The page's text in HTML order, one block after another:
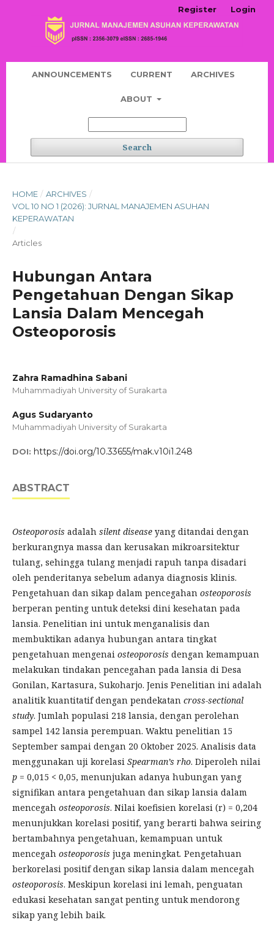
ANNOUNCEMENTS CURRENT ARCHIVES
ABOUT
Search
Register Login
HOME / ARCHIVES /
VOL 10 NO 1 (2026): JURNAL MANAJEMEN ASUHAN
KEPERAWATAN
/
Articles
Hubungan Antara
Pengetahuan Dengan Sikap
Lansia Dalam Mencegah
Osteoporosis
Zahra Ramadhina Sabani
Muhammadiyah University of Surakarta
Agus Sudaryanto
Muhammadiyah University of Surakarta
DOI: https://doi.org/10.33655/mak.v10i1.248
ABSTRACT
Osteoporosis adalah silent disease yang ditandai dengan
berkurangnya massa dan kerusakan mikroarsitektur
tulang, sehingga tulang menjadi rapuh tanpa disadari
oleh penderitanya sebelum adanya diagnosis klinis.
Pengetahuan dan sikap dalam pencegahan osteoporosis
berperan penting untuk deteksi dini kesehatan pada
lansia. Penelitian ini untuk menganalisis dan
membuktikan adanya hubungan antara tingkat
pengetahuan mengenai osteoporosis dengan kemampuan
melakukan tindakan pencegahan pada lansia di Desa
Gonilan, Kartasura, Sukoharjo. Jenis Penelitian ini adalah
analitik kuantitatif dengan pendekatan cross-sectional
study. Jumlah populasi 218 lansia, dengan perolehan
sampel 142 lansia perempuan. Waktu penelitian 15
September sampai dengan 20 Oktober 2025. Analisis data
menggunakan uji korelasi Spearman’s rho. Diperoleh nilai
p = 0,015 < 0,05, menunjukan adanya hubungan yang
signifikan antara pengetahuan dan sikap lansia dalam
mencegah osteoporosis. Nilai koefisien korelasi (r) = 0,204
menunjukkan korelasi positif, yang berarti bahwa seiring
bertambahnya pengetahuan, kemampuan untuk
mencegah osteoporosis juga meningkat. Pengetahuan
berkorelasi positif dengan sikap lansia dalam mencegah
osteoporosis. Meskipun korelasi ini lemah, penguatan
edukasi kesehatan sangat penting untuk mendorong
sikap yang lebih baik.